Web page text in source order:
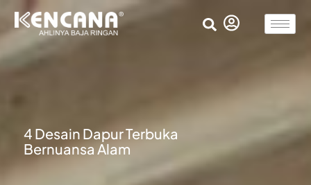
4 Desain Dapur Terbuka
Bernuansa Alam